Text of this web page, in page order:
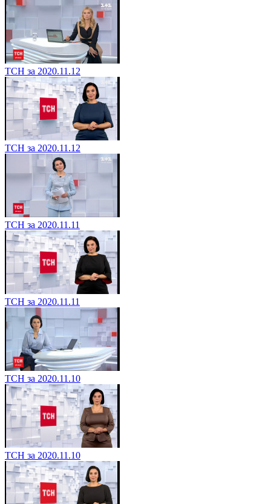
ТСН за 2020.11.12
ТСН за 2020.11.12
ТСН за 2020.11.11
ТСН за 2020.11.11
ТСН за 2020.11.10
ТСН за 2020.11.10